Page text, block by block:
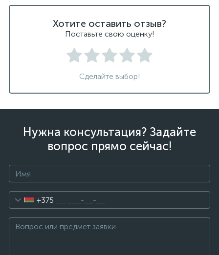
Хотите оставить отзыв?
Поставьте свою оценку!
Сделайте выбор!
Нужна консультация? Задайте
вопрос прямо сейчас!
+375